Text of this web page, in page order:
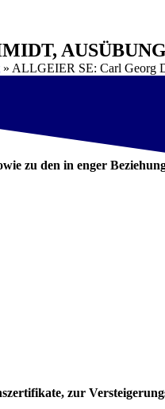
» ALLGEIER SE: Carl Georg
zu den in enger
zur